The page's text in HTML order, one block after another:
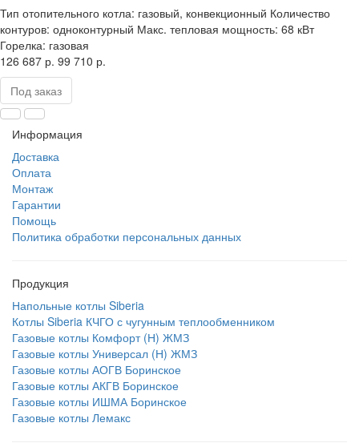
Тип отопительного котла: газовый, конвекционный Количество
контуров: одноконтурный Макс. тепловая мощность: 68 кВт
Горелка: газовая
126 687 р. 99 710 р.
Под заказ
Информация
Доставка
Оплата
Монтаж
Гарантии
Помощь
Политика обработки персональных данных
Продукция
Напольные котлы Siberia
Котлы Siberia КЧГО с чугунным теплообменником
Газовые котлы Комфорт (Н) ЖМЗ
Газовые котлы Универсал (Н) ЖМЗ
Газовые котлы АОГВ Боринское
Газовые котлы АКГВ Боринское
Газовые котлы ИШМА Боринское
Газовые котлы Лемакс